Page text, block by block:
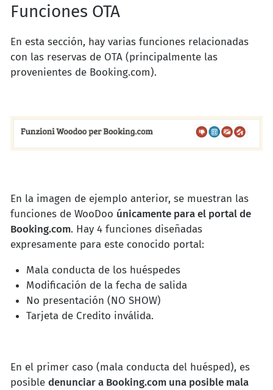
Funciones OTA
En esta sección, hay varias funciones relacionadas
con las reservas de OTA (principalmente las
provenientes de Booking.com).
En la imagen de ejemplo anterior, se muestran las
funciones de WooDoo únicamente para el portal de
Booking.com. Hay 4 funciones diseñadas
expresamente para este conocido portal:
Mala conducta de los huéspedes
Modificación de la fecha de salida
No presentación (NO SHOW)
Tarjeta de Credito inválida.
En el primer caso (mala conducta del huésped), es
posible denunciar a Booking.com una posible mala